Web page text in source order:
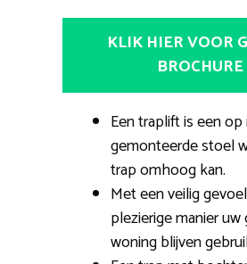
KLIK HIER VOOR
BROCHURE
Een traplift is een op
gemonteerde stoel
trap omhoog kan.
Met een veilig
plezierige manier
woning blijven